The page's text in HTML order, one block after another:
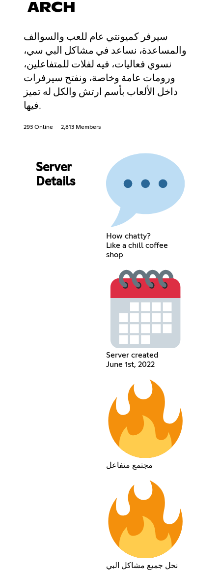
ARCH
سيرفر كميونتي عام للعب والسوالف
والمساعدة، نساعد في مشاكل البي سي،
نسوي فعاليات، فيه لفلات للمتفاعلين،
ورومات عامة وخاصة، ونفتح سيرفرات
داخل الألعاب بأسم ارتش والكل له تميز
فيها.
293 Online 2,813 Members
Server
Details
How chatty?
Like a chill coffee
shop
Server created
June 1st, 2022
مجتمع متفاعل
نحل جميع مشاكل البي